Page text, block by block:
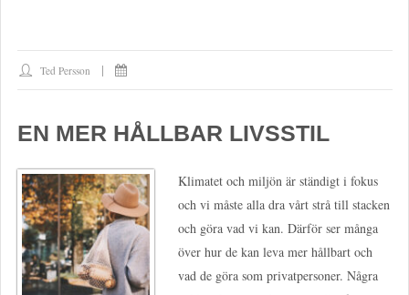
Ted Persson
EN MER HÅLLBAR LIVSSTIL
Klimatet och miljön är ständigt i fokus
och vi måste alla dra vårt strå till stacken
och göra vad vi kan. Därför ser många
över hur de kan leva mer hållbart och
vad de göra som privatpersoner. Några